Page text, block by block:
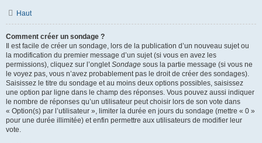
Haut
Comment créer un sondage ?
Il est facile de créer un sondage, lors de la publication d’un nouveau sujet ou
la modification du premier message d’un sujet (si vous en avez les
permissions), cliquez sur l’ongletSondage sous la partie message (si vous ne
le voyez pas, vous n’avez probablement pas le droit de créer des sondages).
Saisissez le titre du sondage et au moins deux options possibles, saisissez
une option par ligne dans le champ des réponses. Vous pouvez aussi indiquer
le nombre de réponses qu’un utilisateur peut choisir lors de son vote dans
« Option(s) par l’utilisateur », limiter la durée en jours du sondage (mettre « 0 »
pour une durée illimitée) et enfin permettre aux utilisateurs de modifier leur
vote.